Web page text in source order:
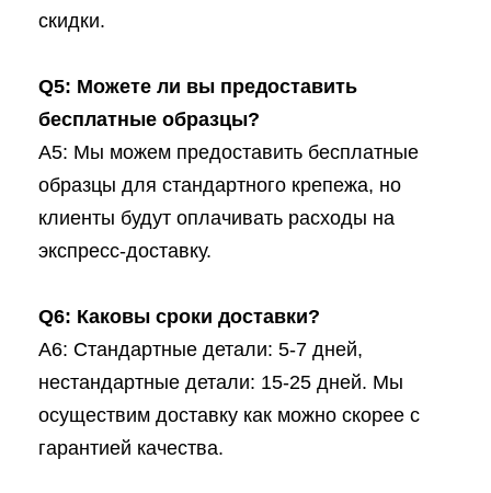
скидки.
Q5: Можете ли вы предоставить
бесплатные образцы?
A5: Мы можем предоставить бесплатные
образцы для стандартного крепежа, но
клиенты будут оплачивать расходы на
экспресс-доставку.
Q6: Каковы сроки доставки?
A6: Стандартные детали: 5-7 дней,
нестандартные детали: 15-25 дней. Мы
осуществим доставку как можно скорее с
гарантией качества.